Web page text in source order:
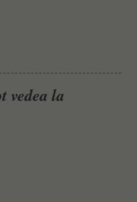
vedea la